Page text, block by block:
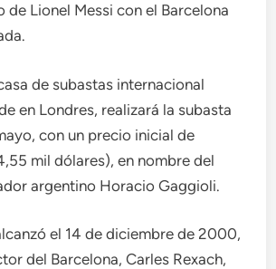
de Lionel Messi con el Barcelona
de subastas internacional
en Londres, realizará la subasta
con un precio inicial de
mil dólares), en nombre del
argentino Horacio Gaggioli.
el 14 de diciembre de 2000,
del Barcelona, ​​Carles Rexach,